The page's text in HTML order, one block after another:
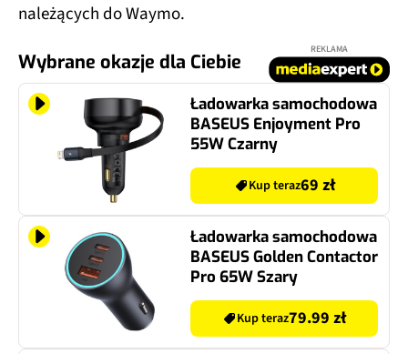
należących do Waymo.
Wybrane okazje dla Ciebie
REKLAMA
Ładowarka samochodowa
BASEUS Enjoyment Pro
55W Czarny
Kup teraz69 zł
Ładowarka samochodowa
BASEUS Golden Contactor
Pro 65W Szary
Kup teraz79.99 zł